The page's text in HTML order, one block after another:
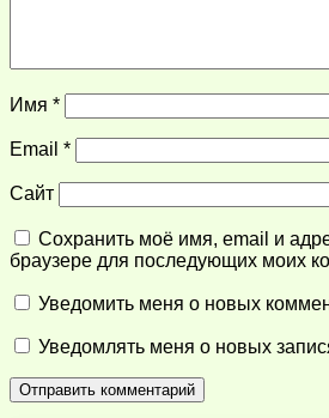
Имя *
Email *
Сайт
Сохранить моё имя, email и
браузере для последующих моих
Уведомить меня о новых
Уведомлять меня о новых